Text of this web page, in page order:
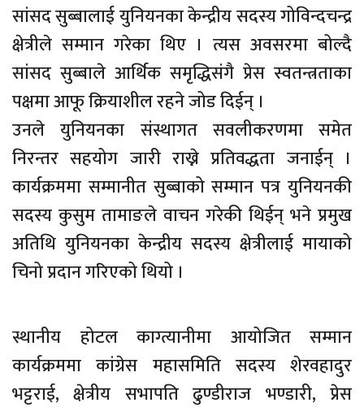
सांसद सुब्बालाई युनियनका केन्द्रीय सदस्य गोविन्दचन्द्र
क्षेत्रीले सम्मान गरेका थिए । त्यस अवसरमा बोल्दै
सांसद सुब्बाले आर्थिक समृद्धिसंगै प्रेस स्वतन्त्रताका
पक्षमा आफू क्रियाशील रहने जोड दिईन् ।
उनले युनियनका संस्थागत सवलीकरणमा समेत
निरन्तर सहयोग जारी राख्ने प्रतिवद्धता जनाईन् ।
कार्यक्रममा सम्मानीत सुब्बाको सम्मान पत्र युनियनकी
सदस्य कुसुम तामाङले वाचन गरेकी थिईन् भने प्रमुख
अतिथि युनियनका केन्द्रीय सदस्य क्षेत्रीलाई मायाको
चिनो प्रदान गरिएको थियो ।
स्थानीय होटल काग्त्यानीमा आयोजित सम्मान
कार्यक्रममा कांग्रेस महासमिति सदस्य शेरवहादुर
भट्टराई, क्षेत्रीय सभापति ढुण्डीराज भण्डारी, प्रेस